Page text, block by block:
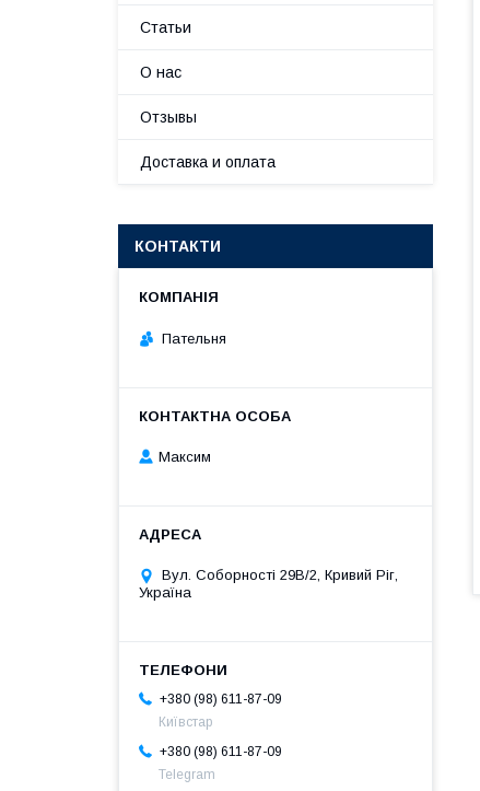
Статьи
О нас
Отзывы
Доставка и оплата
КОНТАКТИ
Пательня
Максим
Вул. Соборності 29В/2, Кривий Ріг,
Україна
+380 (98) 611-87-09
Київстар
+380 (98) 611-87-09
Telegram